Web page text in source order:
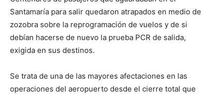
Santamaría para salir quedaron atrapados en medio de
zozobra sobre la reprogramación de vuelos y de si
debían hacerse de nuevo la prueba PCR de salida,
exigida en sus destinos.
Se trata de una de las mayores afectaciones en las
operaciones del aeropuerto desde el cierre total que